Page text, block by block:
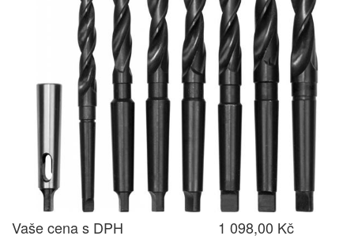
Vaše cena s DPH
1 098,00 Kč